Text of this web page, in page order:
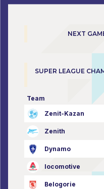
NEXT
SUPER LEAGUE
Team
Zenit-Kazan
Zenith
Dynamo
locomotive
Belogorie